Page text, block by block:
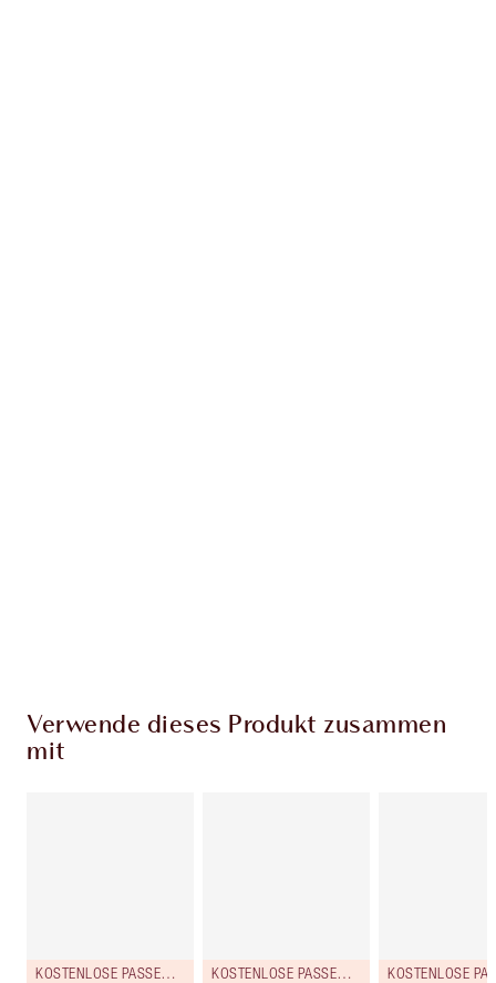
Verwende dieses Produkt zusammen
mit
KOSTENLOSE PASSENDE REISEGRÖSSE DAZU! KOSTENLOSE PASSENDE REISEGRÖSSE DAZU!